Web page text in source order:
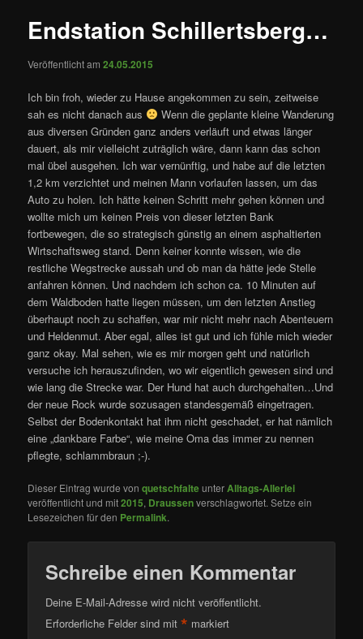
Endstation Schillertsberg…
Veröffentlicht am24.05.2015
Ich bin froh, wieder zu Hause angekommen zu sein, zeitweise
sah es nicht danach aus
Wenn die geplante kleine Wanderung
aus diversen Gründen ganz anders verläuft und etwas länger
dauert, als mir vielleicht zuträglich wäre, dann kann das schon
mal übel ausgehen. Ich war vernünftig, und habe auf die letzten
1,2 km verzichtet und meinen Mann vorlaufen lassen, um das
Auto zu holen. Ich hätte keinen Schritt mehr gehen können und
wollte mich um keinen Preis von dieser letzten Bank
fortbewegen, die so strategisch günstig an einem asphaltierten
Wirtschaftsweg stand. Denn keiner konnte wissen, wie die
restliche Wegstrecke aussah und ob man da hätte jede Stelle
anfahren können. Und nachdem ich schon ca. 10 Minuten auf
dem Waldboden hatte liegen müssen, um den letzten Anstieg
überhaupt noch zu schaffen, war mir nicht mehr nach Abenteuern
und Heldenmut. Aber egal, alles ist gut und ich fühle mich wieder
ganz okay. Mal sehen, wie es mir morgen geht und natürlich
versuche ich herauszufinden, wo wir eigentlich gewesen sind und
wie lang die Strecke war. Der Hund hat auch durchgehalten…Und
der neue Rock wurde sozusagen standesgemäß eingetragen.
Selbst der Bodenkontakt hat ihm nicht geschadet, er hat nämlich
eine „dankbare Farbe“, wie meine Oma das immer zu nennen
pflegte, schlammbraun ;-).
Dieser Eintrag wurde vonquetschfalteunterAlltags-Allerlei
veröffentlicht und mit2015, Draussenverschlagwortet. Setze ein
Lesezeichen für den Permalink.
Schreibe einen Kommentar
Deine E-Mail-Adresse wird nicht veröffentlicht.
Erforderliche Felder sind mit* markiert